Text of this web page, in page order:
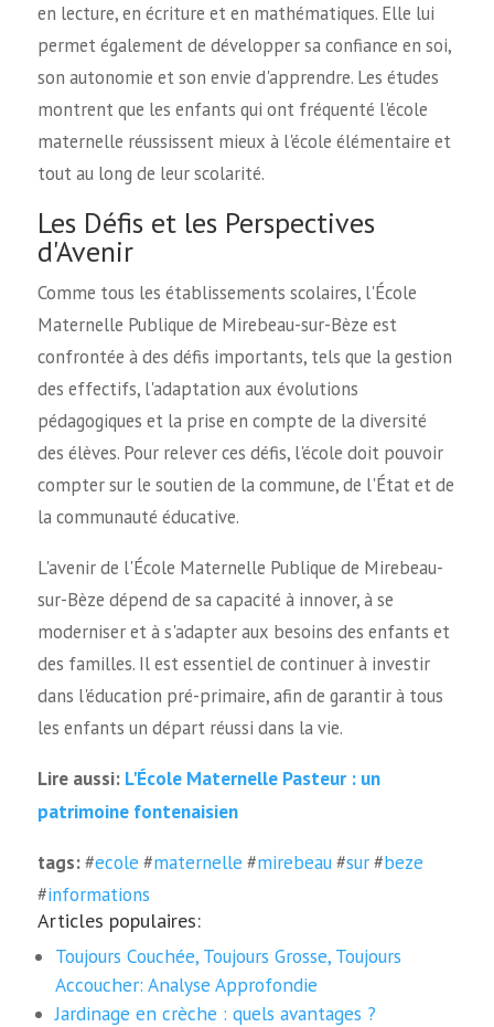
en lecture, en écriture et en mathématiques. Elle lui
permet également de développer sa confiance en soi,
son autonomie et son envie d'apprendre. Les études
montrent que les enfants qui ont fréquenté l'école
maternelle réussissent mieux à l'école élémentaire et
tout au long de leur scolarité.
Les Défis et les Perspectives
d'Avenir
Comme tous les établissements scolaires, l'École
Maternelle Publique de Mirebeau-sur-Bèze est
confrontée à des défis importants, tels que la gestion
des effectifs, l'adaptation aux évolutions
pédagogiques et la prise en compte de la diversité
des élèves. Pour relever ces défis, l'école doit pouvoir
compter sur le soutien de la commune, de l'État et de
la communauté éducative.
L'avenir de l'École Maternelle Publique de Mirebeau-
sur-Bèze dépend de sa capacité à innover, à se
moderniser et à s'adapter aux besoins des enfants et
des familles. Il est essentiel de continuer à investir
dans l'éducation pré-primaire, afin de garantir à tous
les enfants un départ réussi dans la vie.
Lire aussi: L'École Maternelle Pasteur : un
patrimoine fontenaisien
tags:#ecole #maternelle #mirebeau#sur#beze
#informations
Articles populaires:
Toujours Couchée, Toujours Grosse, Toujours
Accoucher: Analyse Approfondie
Jardinage en crèche : quels avantages ?